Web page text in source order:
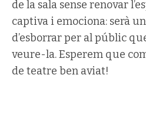
de la sala sense renovar
captiva i emociona: serà
d’esborrar per al públic
veure-la. Esperem que
de teatre ben aviat!